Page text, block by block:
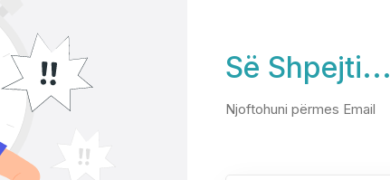
Së
Njoftohuni përmes Email